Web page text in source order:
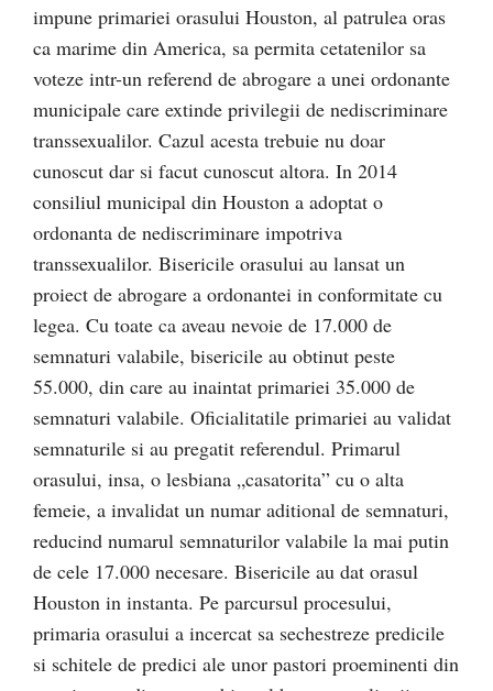
impune primariei orasului Houston, al patrulea oras
ca marime din America, sa permita cetatenilor sa
voteze intr-un referend de abrogare a unei ordonante
municipale care extinde privilegii de nediscriminare
transsexualilor. Cazul acesta trebuie nu doar
cunoscut dar si facut cunoscut altora. In 2014
consiliul municipal din Houston a adoptat o
ordonanta de nediscriminare impotriva
transsexualilor. Bisericile orasului au lansat un
proiect de abrogare a ordonantei in conformitate cu
legea. Cu toate ca aveau nevoie de 17.000 de
semnaturi valabile, bisericile au obtinut peste
55.000, din care au inaintat primariei 35.000 de
semnaturi valabile. Oficialitatile primariei au validat
semnaturile si au pregatit referendul. Primarul
orasului, insa, o lesbiana „casatorita” cu o alta
femeie, a invalidat un numar aditional de semnaturi,
reducind numarul semnaturilor valabile la mai putin
de cele 17.000 necesare. Bisericile au dat orasul
Houston in instanta. Pe parcursul procesului,
primaria orasului a incercat sa sechestreze predicile
si schitele de predici ale unor pastori proeminenti din